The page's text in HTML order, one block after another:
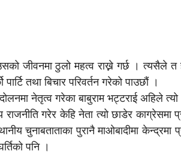
उसको जीवनमा ठुलो महत्व राख्ने गर्छ । त्यसैले त
तथा बिचार परिवर्तन गरेको पाउछौं ।
नेतृत्व गरेका बाबुराम भट्टराई अहिले त्यो
गरेर केहि नेता त्यो छाडेर काग्रेसमा
चुनाबताताका पुरानै माओबादीमा केन्द्रमा
पनि ।